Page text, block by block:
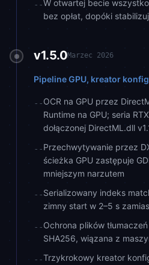
--W otwartej becie
bez opłat, dopóki
v1.5.0Marzec 2026
Pipeline GPU, kreator
--OCR na GPU przez
Runtime na GPU; seria
dołączonej DirectML.dll
--Przechwytywanie przez
ścieżka GPU zastępuje
mniejszym narzutem
--Serializowany indeks
zimny start w 2–5 s
--Ochrona plików
SHA256, wiązana z
--Trzykrokowy kreator